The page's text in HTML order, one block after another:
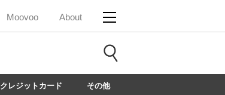
Moovoo About
クレジットカード その他